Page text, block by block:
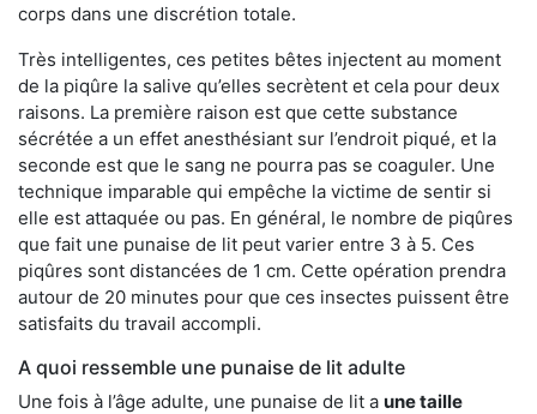
corps dans une discrétion totale.
Très intelligentes, ces petites bêtes injectent au moment
de la piqûre la salive qu’elles secrètent et cela pour deux
raisons. La première raison est que cette substance
sécrétée a un effet anesthésiant sur l’endroit piqué, et la
seconde est que le sang ne pourra pas se coaguler. Une
technique imparable qui empêche la victime de sentir si
elle est attaquée ou pas. En général, le nombre de piqûres
que fait une punaise de lit peut varier entre 3 à 5. Ces
piqûres sont distancées de 1 cm. Cette opération prendra
autour de 20 minutes pour que ces insectes puissent être
satisfaits du travail accompli.
A quoi ressemble une punaise de lit adulte
Une fois à l’âge adulte, une punaise de lit a une taille